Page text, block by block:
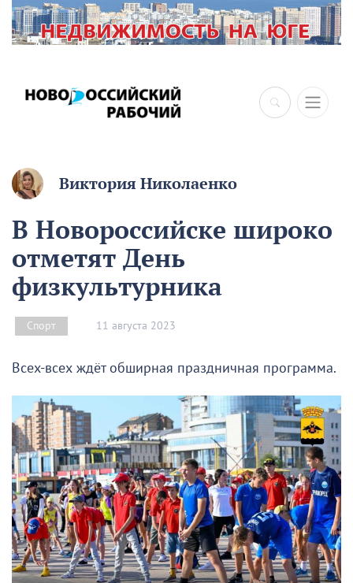
Виктория Николаенко
В Новороссийске широко
отметят День
физкультурника
Спорт 11 августа 2023
Всех-всех ждёт обширная праздничная программа.